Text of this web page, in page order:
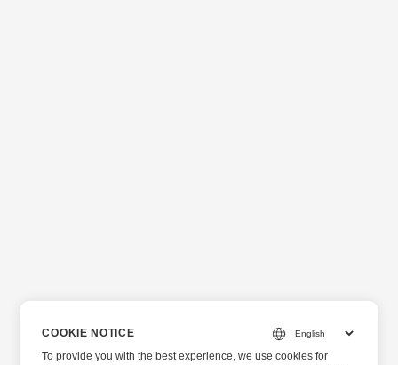
COOKIE NOTICE
To provide you with the best experience, we use cookies for